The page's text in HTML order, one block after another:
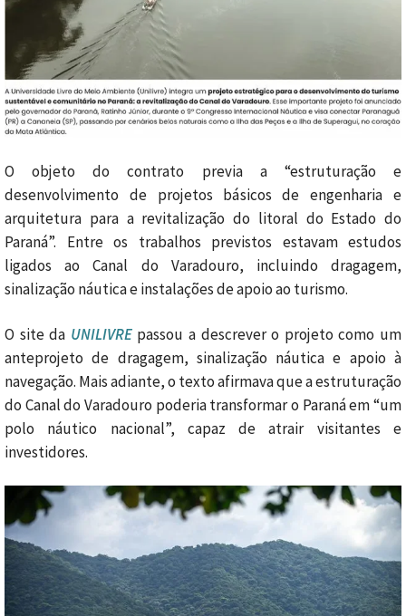
O objeto do contrato previa a “estruturação e
desenvolvimento de projetos básicos de engenharia e
arquitetura para a revitalização do litoral do Estado do
Paraná”. Entre os trabalhos previstos estavam estudos
ligados ao Canal do Varadouro, incluindo dragagem,
sinalização náutica e instalações de apoio ao turismo.
O site da UNILIVREpassou a descrever o projeto como um
anteprojeto de dragagem, sinalização náutica e apoio à
navegação. Mais adiante, o texto afirmava que a estruturação
do Canal do Varadouro poderia transformar o Paraná em “um
polo náutico nacional”, capaz de atrair visitantes e
investidores.